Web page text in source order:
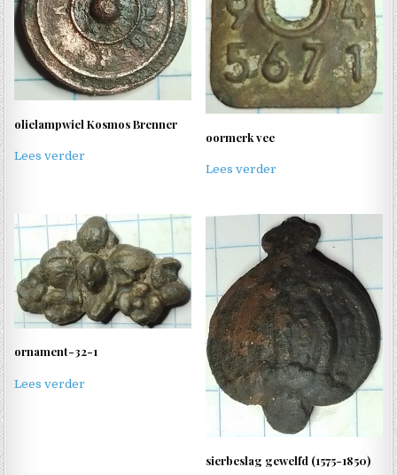
olielampwiel Kosmos Brenner
Lees verder
oormerk vee
Lees verder
ornament-32-1
Lees verder
sierbeslag gewelfd (1575-1850)